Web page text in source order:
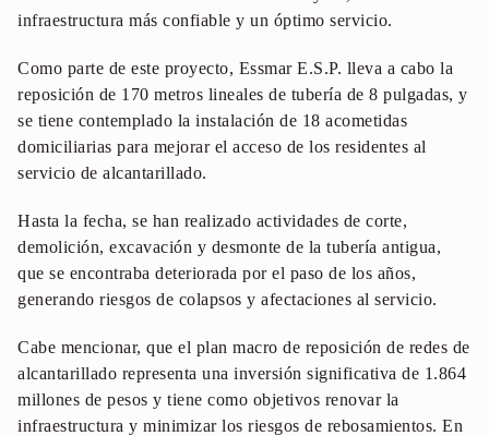
infraestructura más confiable y un óptimo servicio.
Como parte de este proyecto, Essmar E.S.P. lleva a cabo la
reposición de 170 metros lineales de tubería de 8 pulgadas, y
se tiene contemplado la instalación de 18 acometidas
domiciliarias para mejorar el acceso de los residentes al
servicio de alcantarillado.
Hasta la fecha, se han realizado actividades de corte,
demolición, excavación y desmonte de la tubería antigua,
que se encontraba deteriorada por el paso de los años,
generando riesgos de colapsos y afectaciones al servicio.
Cabe mencionar, que el plan macro de reposición de redes de
alcantarillado representa una inversión significativa de 1.864
millones de pesos y tiene como objetivos renovar la
infraestructura y minimizar los riesgos de rebosamientos. En